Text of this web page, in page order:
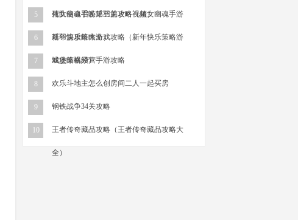
死队使命召唤第三关攻略视频）
5 倩女幽魂手游瑶羽篇攻略（倩女幽魂手游
瑶羽篇攻略大全）
6 新年快乐策略游戏攻略（新年快乐策略游
戏攻略视频）
7 城堡策略经营手游攻略
8 欢乐斗地主怎么创房间二人一起买房
9 钢铁战争34关攻略
10 王者传奇藏品攻略（王者传奇藏品攻略大
全）